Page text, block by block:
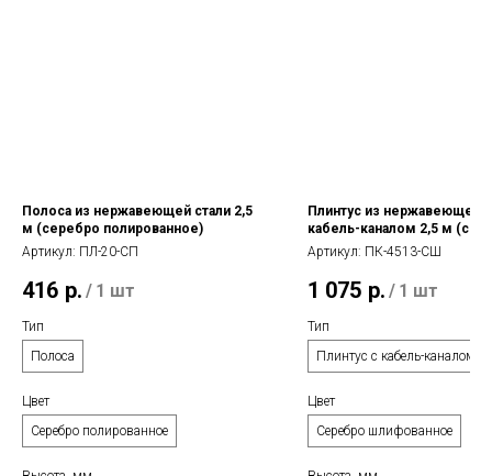
Полоса из нержавеющей стали 2,5
м (серебро полированное)
Артикул: ПЛ-20-СП
416 р. / 1 шт
Тип
Полоса
Цвет
Серебро полированное
Плинтус из нержавеющей
кабель-каналом 2,5 м
шлифованное)
Артикул: ПК-4513-СШ
1 075 р. / 1 шт
Тип
Плинтус с кабель-каналом
Цвет
Серебро шлифованное